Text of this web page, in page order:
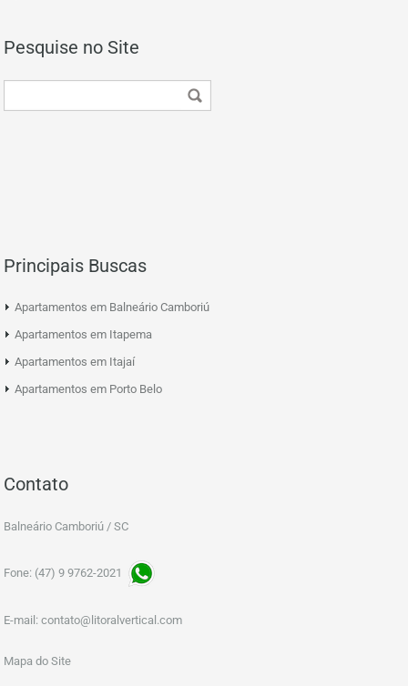
Pesquise no Site
Principais Buscas
Apartamentos em Balneário Camboriú
Apartamentos em Itapema
Apartamentos em Itajaí
Apartamentos em Porto Belo
Contato
Balneário Camboriú / SC
Fone: (47) 9 9762-2021
E-mail: contato@litoralvertical.com
Mapa do Site